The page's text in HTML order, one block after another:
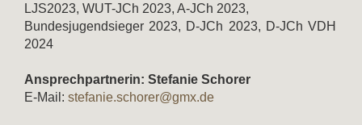
LJS2023, WUT-JCh 2023, A-JCh 2023,
Bundesjugendsieger 2023, D-JCh 2023, D-JCh VDH
2024
Ansprechpartnerin: Stefanie Schorer
E-Mail: stefanie.schorer@gmx.de